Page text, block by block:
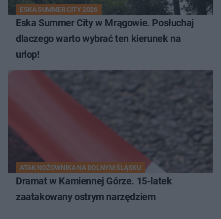
ESKA SUMMER CITY 2026
Eska Summer City w Mrągowie. Posłuchaj
dlaczego warto wybrać ten kierunek na
urlop!
ATAK NOŻOWNIKA NA DOLNYM ŚLĄSKU
Dramat w Kamiennej Górze. 15-latek
zaatakowany ostrym narzędziem